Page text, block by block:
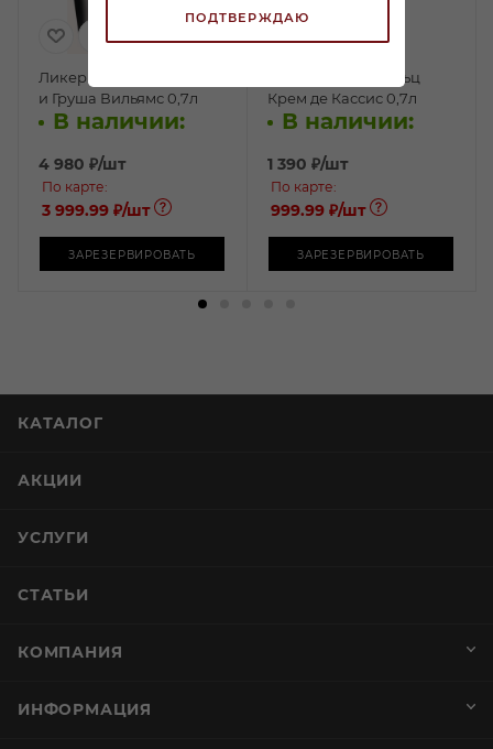
ПОДТВЕРЖДАЮ
Ликер Нос Рояль Коньяк
и Груша Вильямс 0,7л
В наличии:
4 980 ₽/шт
По карте:
3 999.99 ₽/шт
ЗАРЕЗЕРВИРОВАТЬ
Ликер Фруко Шульц
Крем де Кассис 0,7л
В наличии:
1 390 ₽/шт
По карте:
999.99 ₽/шт
ЗАРЕЗЕРВИРОВАТЬ
КАТАЛОГ
АКЦИИ
УСЛУГИ
СТАТЬИ
КОМПАНИЯ
ИНФОРМАЦИЯ